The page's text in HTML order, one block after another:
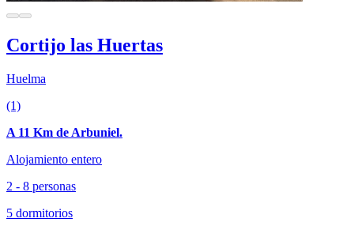
Cortijo las Huertas
Huelma
(1)
A 11 Km de Arbuniel.
Alojamiento entero
2 - 8 personas
5 dormitorios